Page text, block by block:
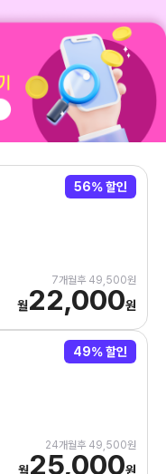
56% 할인
7개월후 49,500원
월22,000원
49% 할인
24개월후 49,500원
월25,000원